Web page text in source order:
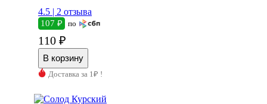
4.5 | 2 отзыва
107 ₽ по
110 ₽
Доставка за 1₽ !